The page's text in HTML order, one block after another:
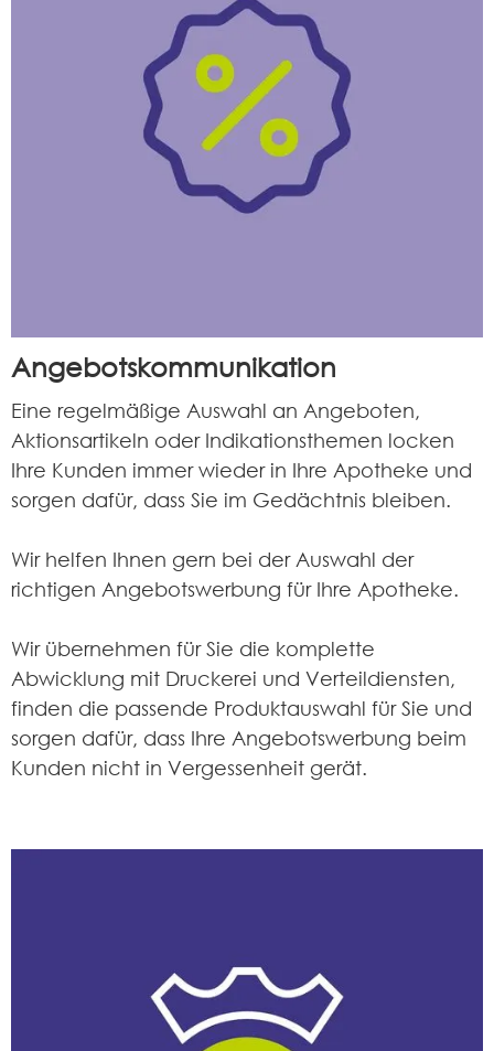
Angebotskommunikation
Eine regelmäßige Auswahl an Angeboten,
Aktionsartikeln oder Indikationsthemen locken
Ihre Kunden immer wieder in Ihre Apotheke und
sorgen dafür, dass Sie im Gedächtnis bleiben.
Wir helfen Ihnen gern bei der Auswahl der
richtigen Angebotswerbung für Ihre Apotheke.
Wir übernehmen für Sie die komplette
Abwicklung mit Druckerei und Verteildiensten,
finden die passende Produktauswahl für Sie und
sorgen dafür, dass Ihre Angebotswerbung beim
Kunden nicht in Vergessenheit gerät.